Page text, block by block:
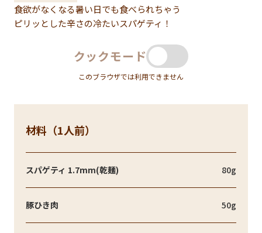
食欲がなくなる暑い日でも食べられちゃう
ピリッとした辛さの冷たいスパゲティ！
クックモード
このブラウザでは利用できません
材料（1人前）
スパゲティ 1.7mm(乾麺) 80g
豚ひき肉 50g